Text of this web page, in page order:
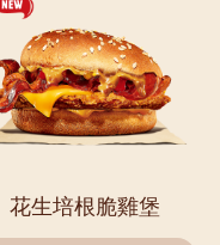
花生培根脆雞堡